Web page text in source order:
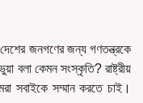
জনগণের জন্য গণতন্ত্রকে
বলা কেমন সংস্কৃতি? রাষ্ট্রীয়
সবাইকে সম্মান করতে চাই।